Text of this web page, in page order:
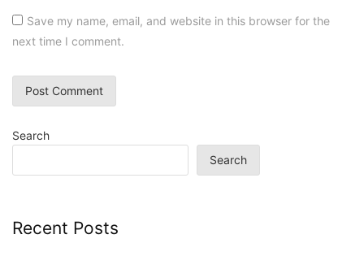
Save my name, email, and website in this browser for the
next time I comment.
Search
Search
Recent Posts